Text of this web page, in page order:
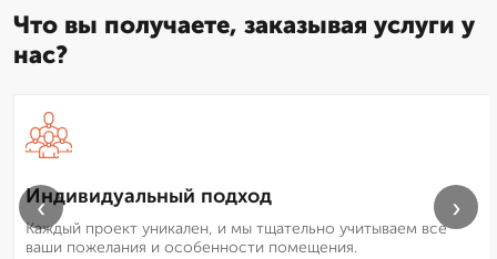
Что вы получаете, заказывая услуги у
нас?
Индивидуальный подход
Каждый проект уникален, и мы тщательно учитываем все
ваши пожелания и особенности помещения.
‹ ›